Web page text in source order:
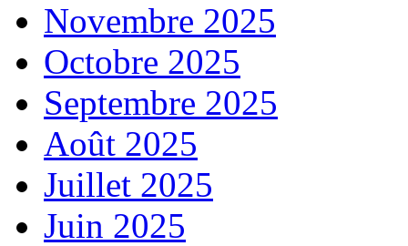
Novembre 2025
Octobre 2025
Septembre 2025
Août 2025
Juillet 2025
Juin 2025